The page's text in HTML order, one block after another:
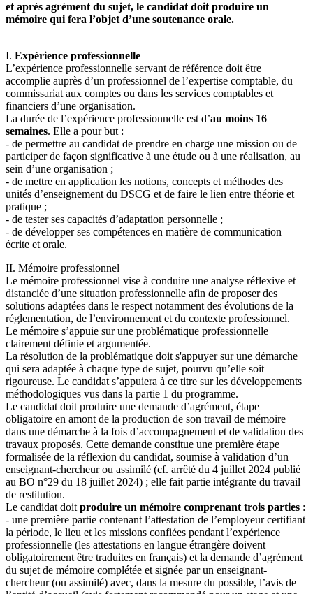
et après agrément du sujet, le candidat doit produire un
mémoire qui fera l’objet d’une soutenance orale.
I. Expérience professionnelle
L’expérience professionnelle servant de référence doit être
accomplie auprès d’un professionnel de l’expertise comptable, du
commissariat aux comptes ou dans les services comptables et
financiers d’une organisation.
La durée de l’expérience professionnelle est d’au moins 16
semaines. Elle a pour but :
- de permettre au candidat de prendre en charge une mission ou de
participer de façon significative à une étude ou à une réalisation, au
sein d’une organisation ;
- de mettre en application les notions, concepts et méthodes des
unités d’enseignement du DSCG et de faire le lien entre théorie et
pratique ;
- de tester ses capacités d’adaptation personnelle ;
- de développer ses compétences en matière de communication
écrite et orale.
II. Mémoire professionnel
Le mémoire professionnel vise à conduire une analyse réflexive et
distanciée d’une situation professionnelle afin de proposer des
solutions adaptées dans le respect notamment des évolutions de la
réglementation, de l’environnement et du contexte professionnel.
Le mémoire s’appuie sur une problématique professionnelle
clairement définie et argumentée.
La résolution de la problématique doit s'appuyer sur une démarche
qui sera adaptée à chaque type de sujet, pourvu qu’elle soit
rigoureuse. Le candidat s’appuiera à ce titre sur les développements
méthodologiques vus dans la partie 1 du programme.
Le candidat doit produire une demande d’agrément, étape
obligatoire en amont de la production de son travail de mémoire
dans une démarche à la fois d’accompagnement et de validation des
travaux proposés. Cette demande constitue une première étape
formalisée de la réflexion du candidat, soumise à validation d’un
enseignant-chercheur ou assimilé (cf. arrêté du 4 juillet 2024 publié
au BO n°29 du 18 juillet 2024) ; elle fait partie intégrante du travail
de restitution.
Le candidat doit produire un mémoire comprenant trois parties :
- une première partie contenant l’attestation de l’employeur certifiant
la période, le lieu et les missions confiées pendant l’expérience
professionnelle (les attestations en langue étrangère doivent
obligatoirement être traduites en français) et la demande d’agrément
du sujet de mémoire complétée et signée par un enseignant-
chercheur (ou assimilé) avec, dans la mesure du possible, l’avis de